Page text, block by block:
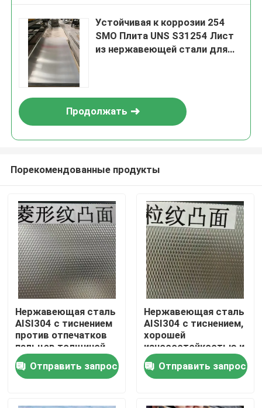
Домой
Продукты
Видеозаписи
Устойчивая к коррозии 254
SMO Плита UNS S31254 Лист
из нержавеющей стали для
Продолжать
Порекомендованные продукты
Нержавеющая сталь
AISI304 с тиснением
против отпечатков
пальцев толщиной
0,4 - 3,0 мм для
архитектурных
применений
Отправить запрос
Нержавеющая сталь
AISI304 с тиснением,
хорошей
износостойкостью и
рельефной
поверхностью для
декоративных
Отправить запрос